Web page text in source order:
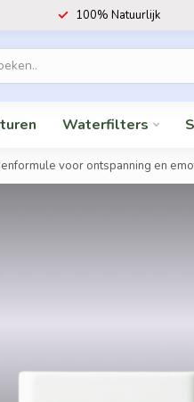
100% Natuurlijk
Waterfilters
voor ontspanning en